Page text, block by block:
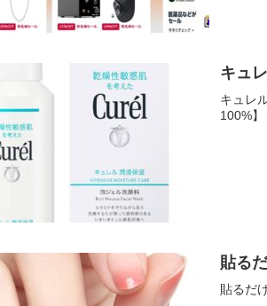
キュ
キュレ
100%】
貼る
貼るだ